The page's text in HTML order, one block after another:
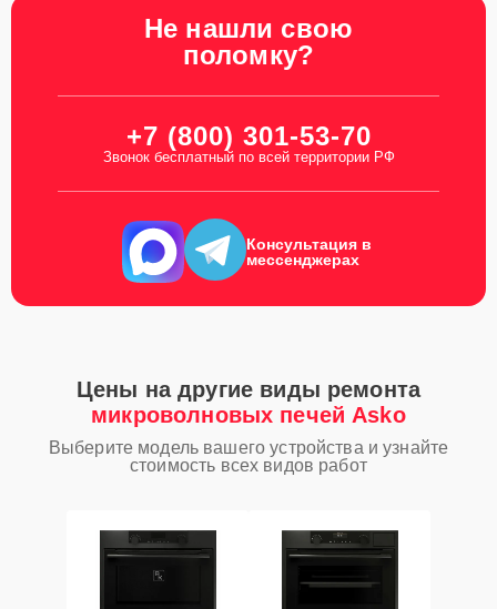
Не нашли свою
поломку?
+7 (800) 301-53-70
Звонок бесплатный по всей территории РФ
Консультация в
мессенджерах
Цены на другие виды ремонта
микроволновых печей Asko
Выберите модель вашего устройства и узнайте
стоимость всех видов работ